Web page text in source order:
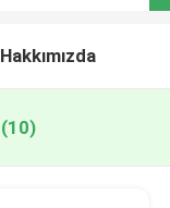
Hakkımızda
(10)